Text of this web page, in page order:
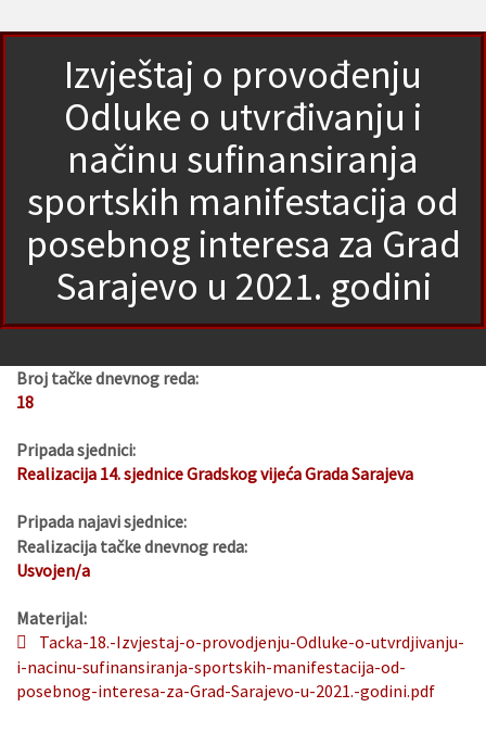
Izvještaj o provođenju
Odluke o utvrđivanju i
načinu sufinansiranja
sportskih manifestacija od
posebnog interesa za Grad
Sarajevo u 2021. godini
Broj tačke dnevnog reda:
18
Pripada sjednici:
Realizacija 14. sjednice Gradskog vijeća Grada Sarajeva
Pripada najavi sjednice:
Realizacija tačke dnevnog reda:
Usvojen/a
Materijal:
Tacka-18.-Izvjestaj-o-provodjenju-Odluke-o-utvrdjivanju-
i-nacinu-sufinansiranja-sportskih-manifestacija-od-
posebnog-interesa-za-Grad-Sarajevo-u-2021.-godini.pdf